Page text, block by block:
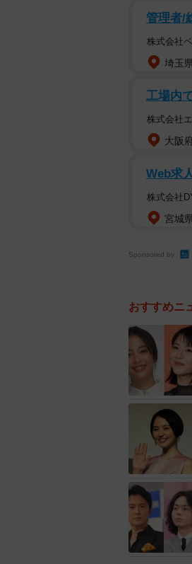
【1位：綾
「第25回
をさけぶ』
街diary』な
が話題の主
アカデミ
2022年6月
い、泳げま
【2位：高
2005年にア
ー。2009年
演じて注目
管理者/
株式会社
埼玉
工場内
株式会社
大阪
Web求
株式会社
宮城
Sponsored by
おすすめニ